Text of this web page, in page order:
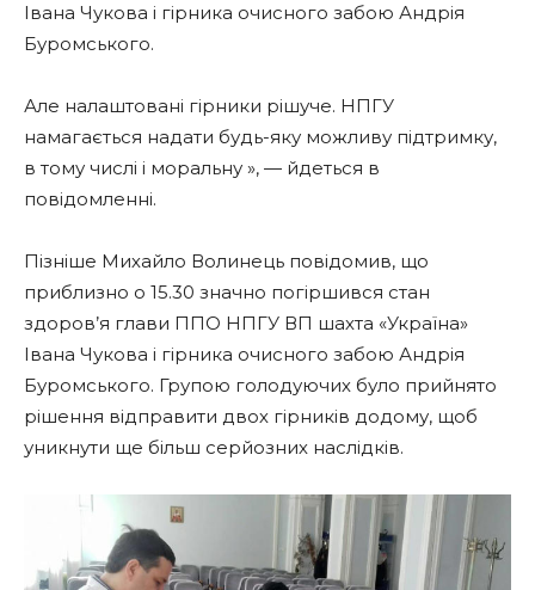
Івана Чукова і гірника очисного забою Андрія
Буромського.
Але налаштовані гірники рішуче. НПГУ
намагається надати будь-яку можливу підтримку,
в тому числі і моральну », — йдеться в
повідомленні.
Пізніше Михайло Волинець повідомив, що
приблизно о 15.30 значно погіршився стан
здоров’я глави ППО НПГУ ВП шахта «Україна»
Івана Чукова і гірника очисного забою Андрія
Буромського. Групою голодуючих було прийнято
рішення відправити двох гірників додому, щоб
уникнути ще більш серйозних наслідків.